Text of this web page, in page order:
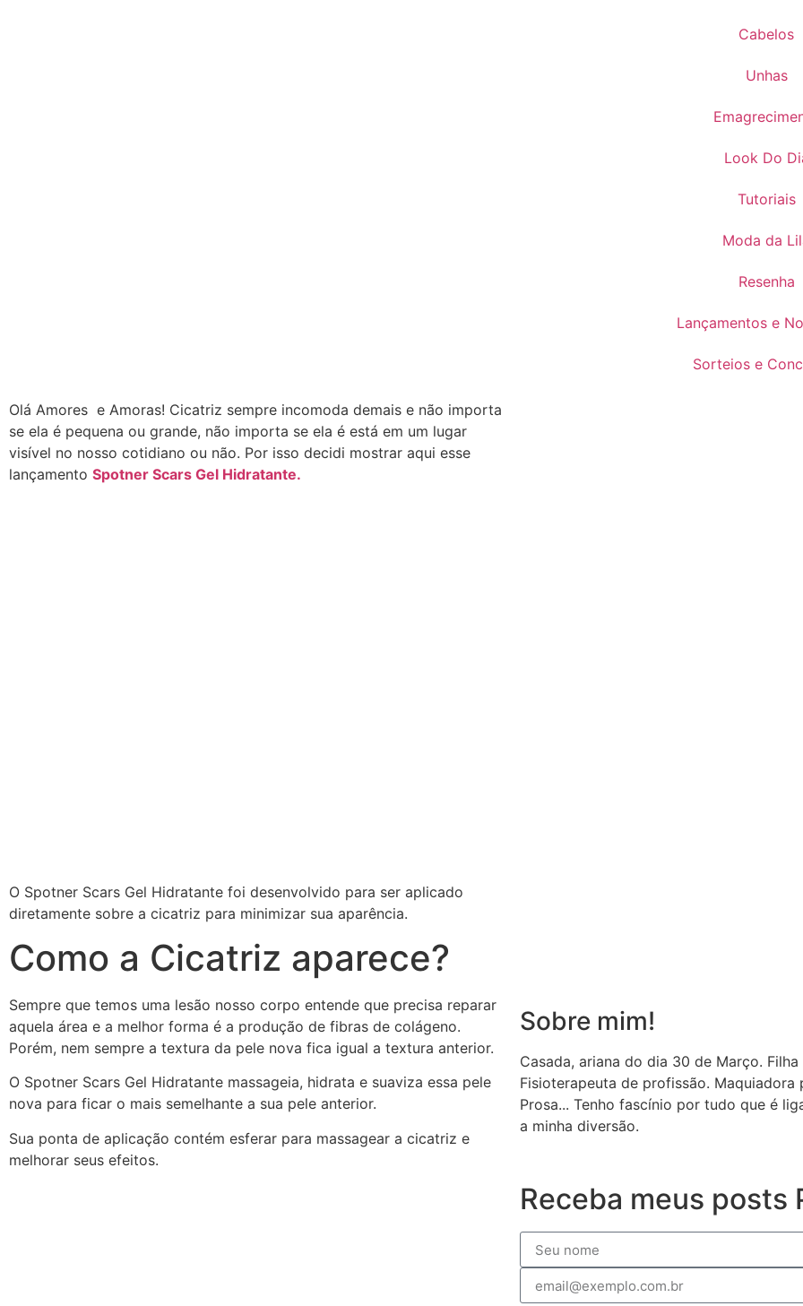
Olá Amores e Amoras! Cicatriz sempre incomoda demais e não importa
se ela é pequena ou grande, não importa se ela é está em um lugar
visível no nosso cotidiano ou não. Por isso decidi mostrar aqui esse
lançamento Spotner Scars Gel Hidratante.
O Spotner Scars Gel Hidratante foi desenvolvido para ser aplicado
diretamente sobre a cicatriz para minimizar sua aparência.
Como a Cicatriz aparece?
Sempre que temos uma lesão nosso corpo entende que precisa reparar
aquela área e a melhor forma é a produção de fibras de colágeno.
Porém, nem sempre a textura da pele nova fica igual a textura anterior.
O Spotner Scars Gel Hidratante massageia, hidrata e suaviza essa pele
nova para ficar o mais semelhante a sua pele anterior.
Sua ponta de aplicação contém esferar para massagear a cicatriz e
melhorar seus efeitos.
Cabelos
Unhas
Look Do
Tutoriais
Moda da
Resenha
Lançamentos e
Sorteios e
Sobre mim!
Casada, ariana do dia 30 de Março.
Fisioterapeuta de profissão. Maquiadora
Prosa... Tenho fascínio por tudo que é
a minha diversão.
Receba meus posts